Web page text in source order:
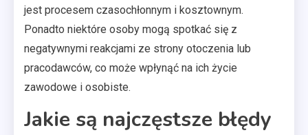
jest procesem czasochłonnym i kosztownym.
Ponadto niektóre osoby mogą spotkać się z
negatywnymi reakcjami ze strony otoczenia lub
pracodawców, co może wpłynąć na ich życie
zawodowe i osobiste.
Jakie są najczęstsze błędy